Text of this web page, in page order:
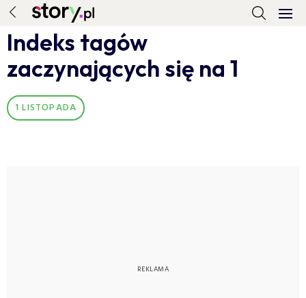
Indeks tagów
zaczynających się na 1
1 LISTOPADA